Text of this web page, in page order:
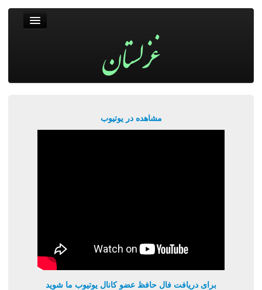
مشاهده در یوتیوب
برای دریافت فال حافظ عضو کانال یوتیوب ما شوید